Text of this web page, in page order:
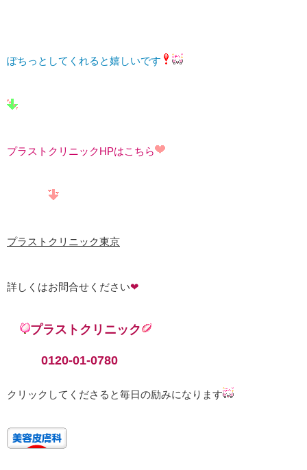
ぽちっとしてくれると嬉しいです
プラストクリニックHPはこちら
プラストクリニック東京
詳しくはお問合せください❤
プラストクリニック
0120-01-0780
クリックしてくださると毎日の励みになります